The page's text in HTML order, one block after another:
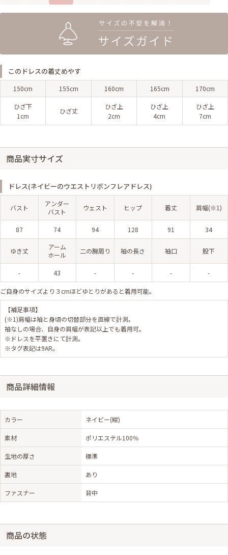
このドレスの着丈めやす
150cm 155cm 160cm 165cm 170cm
ひざ下
1cm
ひざ丈
ひざ上
2cm
ひざ上
4cm
ひざ上
7cm
商品実寸サイズ
ドレス(ネイビーのウエストリボンフレアドレス)
バスト
アンダー
バスト
ウェスト ヒップ 着丈 肩幅(※1)
87 74 94 128 91 34
ゆき丈
アーム
ホール
二の腕周り 袖の長さ 袖口 股下
- 43 - - - -
ご自身のサイズより３cmほどゆとりがあると着用可能。
【補足事項】
(※1)肩幅は袖と身頃の切替部分を直線で計測。
袖なしの場合、自身の肩幅が表記以上でも着用可。
※ドレスを平置きにて計測。
※タグ表記は9AR。
商品詳細情報
カラー ネイビー(紺)
素材 ポリエステル100％
生地の厚さ 標準
裏地 あり
ファスナー 背中
商品の状態